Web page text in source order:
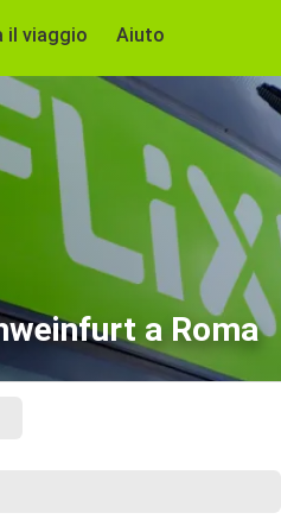
il viaggio Aiuto
a Roma